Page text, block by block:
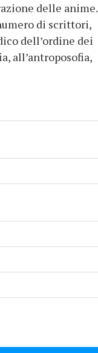
delle anime.
di scrittori,
dell’ordine dei
all’antroposofia,